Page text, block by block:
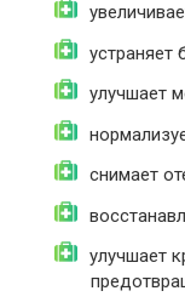
устраняет
улучшает
снимает
улучшает